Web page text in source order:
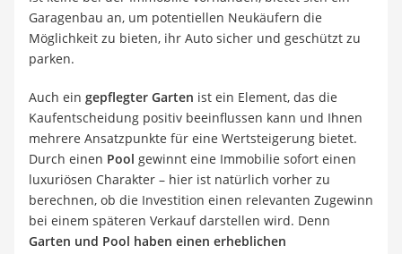
Garagenbau an, um potentiellen Neukäufern die
Möglichkeit zu bieten, ihr Auto sicher und geschützt zu
parken.
Auch ein gepflegter Garten ist ein Element, das die
Kaufentscheidung positiv beeinflussen kann und Ihnen
mehrere Ansatzpunkte für eine Wertsteigerung bietet.
Durch einen Pool gewinnt eine Immobilie sofort einen
luxuriösen Charakter – hier ist natürlich vorher zu
berechnen, ob die Investition einen relevanten Zugewinn
bei einem späteren Verkauf darstellen wird. Denn
Garten und Pool haben einen erheblichen